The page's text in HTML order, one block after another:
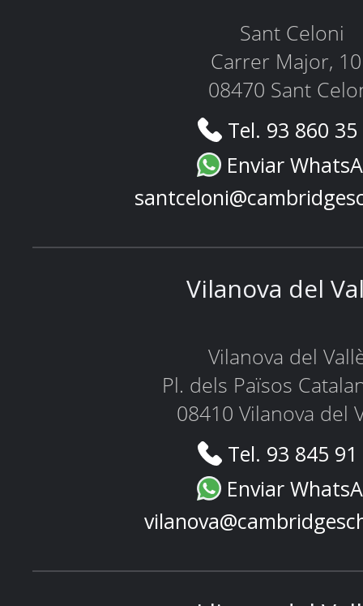
Sant Celoni
Carrer Major,
08470 Sant
Tel. 93 860
Enviar
Vilanova del
Vilanova del
Pl. dels Països
08410 Vilanova del
Tel. 93 845
Enviar